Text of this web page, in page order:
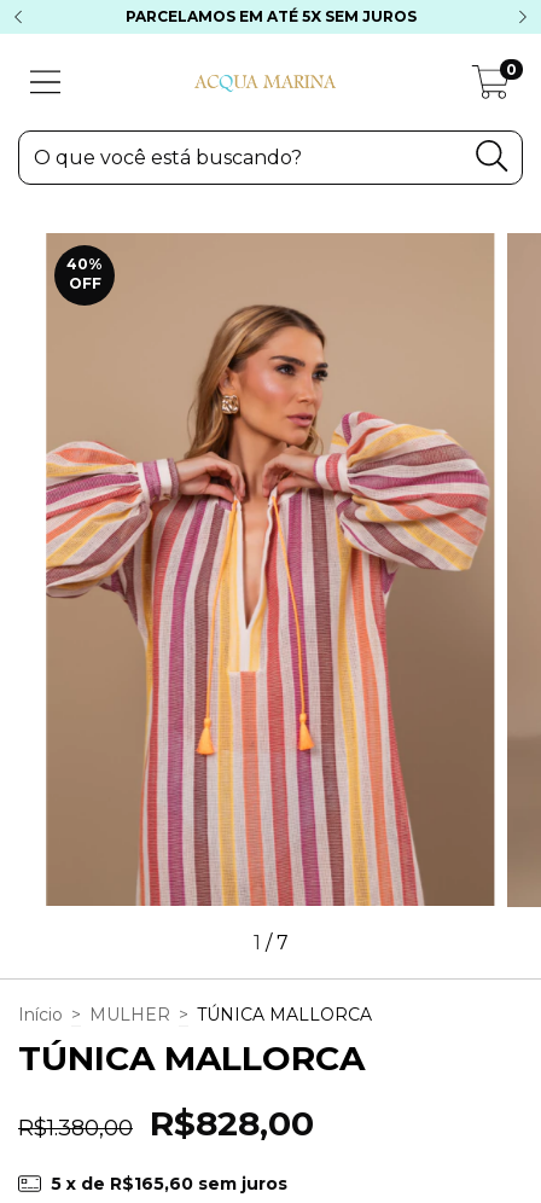
PARCELAMOS EM ATÉ 5X SEM JUROS
0
40%
OFF
1 /7
Início > MULHER > TÚNICA MALLORCA
TÚNICA MALLORCA
R$1.380,00 R$828,00
5 x de R$165,60 sem juros